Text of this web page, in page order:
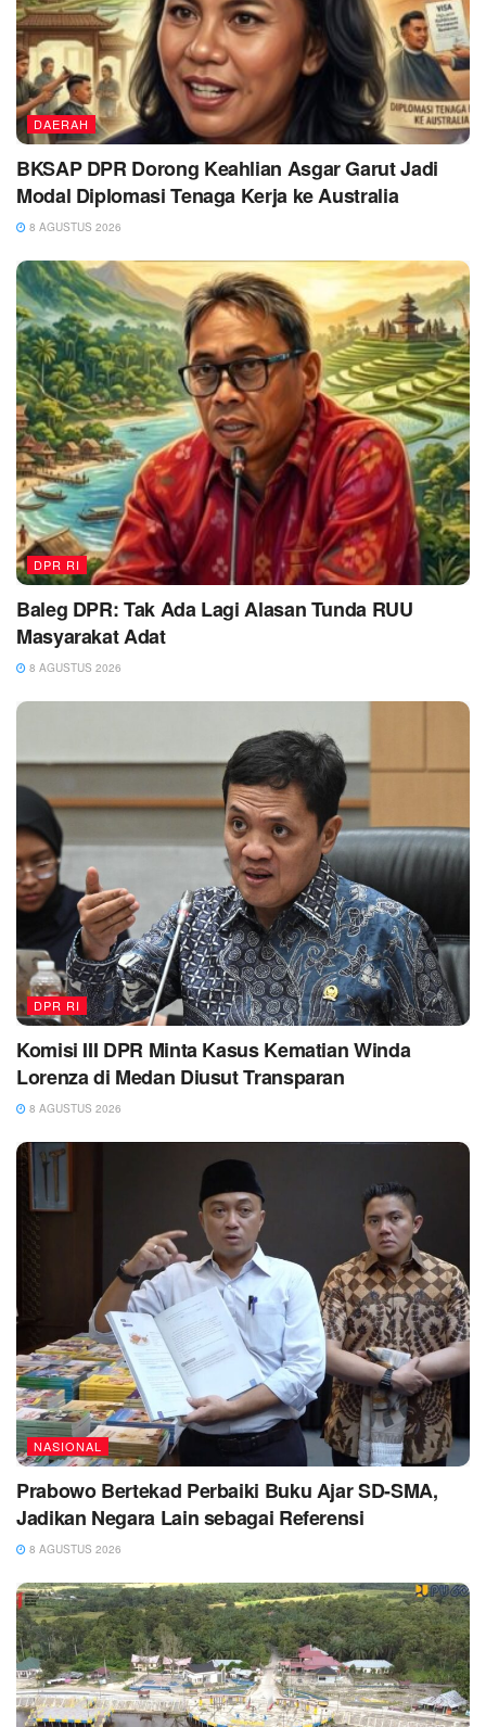
DAERAH
BKSAP DPR Dorong Keahlian Asgar Garut Jadi
Modal Diplomasi Tenaga Kerja ke Australia
8 AGUSTUS 2026
DPR RI
Baleg DPR: Tak Ada Lagi Alasan Tunda RUU
Masyarakat Adat
8 AGUSTUS 2026
DPR RI
Komisi III DPR Minta Kasus Kematian Winda
Lorenza di Medan Diusut Transparan
8 AGUSTUS 2026
NASIONAL
Prabowo Bertekad Perbaiki Buku Ajar SD-SMA,
Jadikan Negara Lain sebagai Referensi
8 AGUSTUS 2026